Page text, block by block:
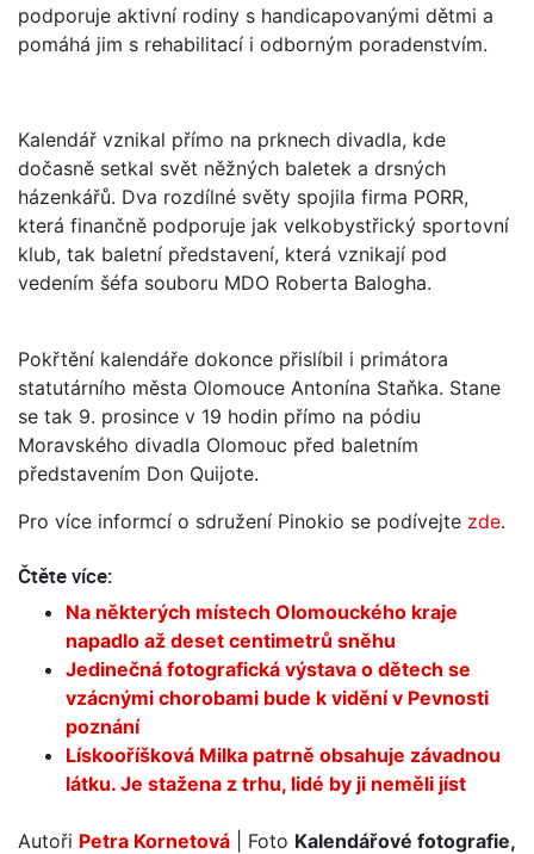
podporuje aktivní rodiny s handicapovanými dětmi a
pomáhá jim s rehabilitací i odborným poradenstvím.
Kalendář vznikal přímo na prknech divadla, kde
dočasně setkal svět něžných baletek a drsných
házenkářů. Dva rozdílné světy spojila firma PORR,
která finančně podporuje jak velkobystřický sportovní
klub, tak baletní představení, která vznikají pod
vedením šéfa souboru MDO Roberta Balogha.
Pokřtění kalendáře dokonce přislíbil i primátora
statutárního města Olomouce Antonína Staňka. Stane
se tak 9. prosince v 19 hodin přímo na pódiu
Moravského divadla Olomouc před baletním
představením Don Quijote.
Pro více informcí o sdružení Pinokio se podívejte zde.
Čtěte více:
Na některých místech Olomouckého kraje
napadlo až deset centimetrů sněhu
Jedinečná fotografická výstava o dětech se
vzácnými chorobami bude k vidění v Pevnosti
poznání
Lískooříšková Milka patrně obsahuje závadnou
látku. Je stažena z trhu, lidé by ji neměli jíst
Autoři Petra Kornetová | Foto Kalendářové fotografie,